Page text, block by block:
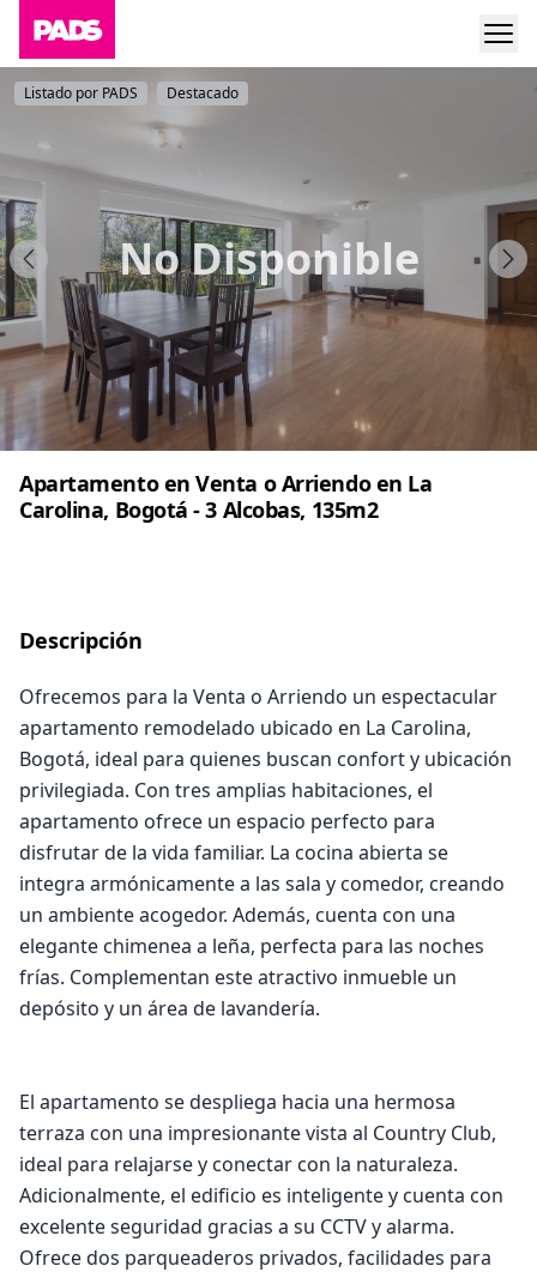
No Disponible
Listado por PADS Destacado
Apartamento en Venta o Arriendo en La
Carolina, Bogotá - 3 Alcobas, 135m2
Descripción
Ofrecemos para la Venta o Arriendo un espectacular
apartamento remodelado ubicado en La Carolina,
Bogotá, ideal para quienes buscan confort y ubicación
privilegiada. Con tres amplias habitaciones, el
apartamento ofrece un espacio perfecto para
disfrutar de la vida familiar. La cocina abierta se
integra armónicamente a las sala y comedor, creando
un ambiente acogedor. Además, cuenta con una
elegante chimenea a leña, perfecta para las noches
frías. Complementan este atractivo inmueble un
depósito y un área de lavandería.
El apartamento se despliega hacia una hermosa
terraza con una impresionante vista al Country Club,
ideal para relajarse y conectar con la naturaleza.
Adicionalmente, el edificio es inteligente y cuenta con
excelente seguridad gracias a su CCTV y alarma.
Ofrece dos parqueaderos privados, facilidades para